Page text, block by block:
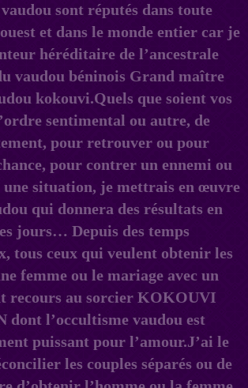
sont réputés dans toute
et dans le monde entier car je
héréditaire de l’ancestrale
vaudou béninois Grand maître
kokouvi.Quels que soient vos
sentimental ou autre, de
pour retrouver ou pour
pour contrer un ennemi ou
situation, je mettrais en œuvre
qui donnera des résultats en
jours… Depuis des temps
tous ceux qui veulent obtenir les
femme ou le mariage avec un
recours au sorcier KOKOUVI
dont l’occultisme vaudou est
puissant pour l’amour.J’ai le
les couples séparés ou de